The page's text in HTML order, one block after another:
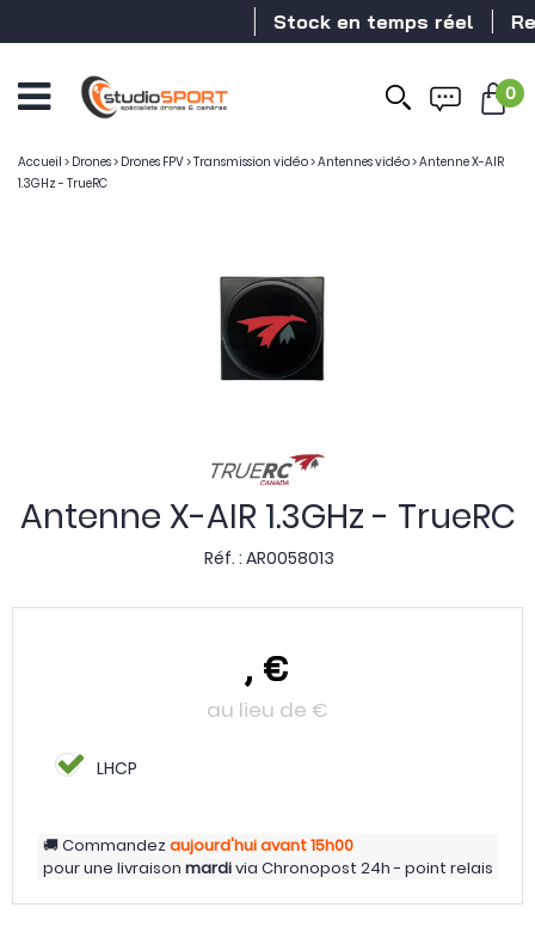
Stock en temps réel
0
Accueil > Drones> Drones FPV>Transmission vidéo>Antennes vidéo>Antenne X-AIR
1.3GHz - TrueRC
Antenne X-AIR 1.3GHz - TrueRC
Réf. : AR0058013
, €
au lieu de €
LHCP
Commandezaujourd'huiavant 15h00
pour une livraison mardivia Chronopost 24h - point relais